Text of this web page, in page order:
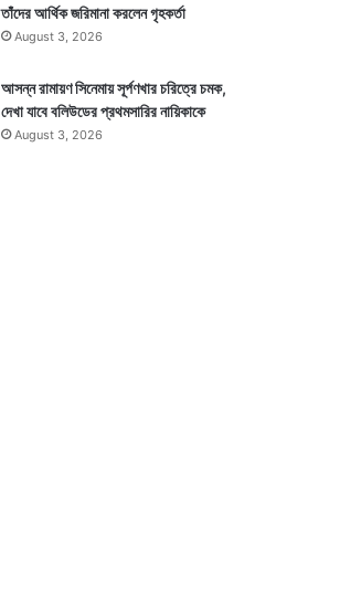
তাঁদের আর্থিক জরিমানা করলেন গৃহকর্তা
August 3, 2026
আসন্ন রামায়ণ সিনেমায় সূর্পণখার চরিত্রে চমক,
দেখা যাবে বলিউডের প্রথমসারির নায়িকাকে
August 3, 2026